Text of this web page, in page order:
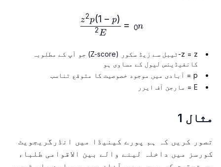
n₀=\frac{z^2p(1-p)}{E^2}
n
0
=
E
2
z2p(1 − p)
z = z-ٹیبل سے زیڈ سکور (Z-score) جو آپ کے مطلوبہ
کانفیڈینس لیول کے مساوی ہو
p = آبادی میں موجود خصوصیت کا متوقع تناسب
E = مارجن آف ایرر
مثال 1
تصور کریں کہ ہم پورے کینیڈا میں انڈرگریجویٹ
کورسز میں داخلہ لینے والے بین الاقوامی طلباء